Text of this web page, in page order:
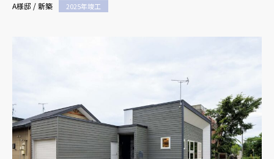
A様邸 / 新築 2025年竣工